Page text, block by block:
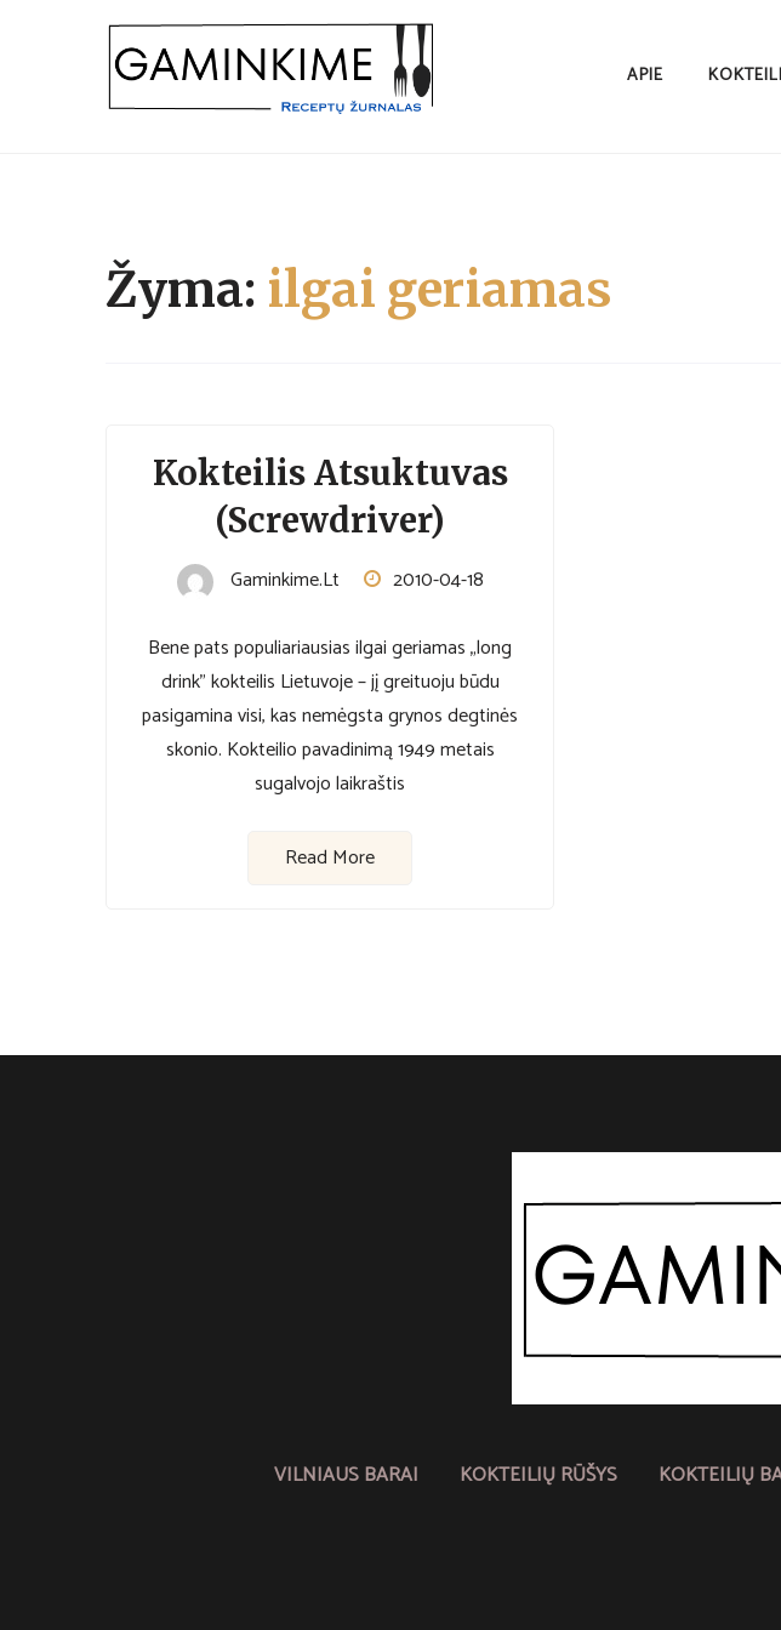
APIE
Žyma: ilgai geriamas
Kokteilis Atsuktuvas
(Screwdriver)
Gaminkime.lt 2010-04-18
Bene pats populiariausias ilgai geriamas „long
drink” kokteilis Lietuvoje – jį greituoju būdu
pasigamina visi, kas nemėgsta grynos degtinės
skonio. Kokteilio pavadinimą 1949 metais
sugalvojo laikraštis
Read More
VILNIAUS BARAI KOKTEILIŲ RŪŠYS KOKTEILIŲ